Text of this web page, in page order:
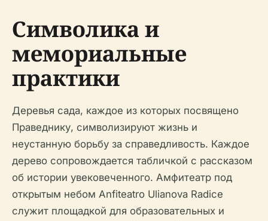
Символика и
мемориальные
практики
Деревья сада, каждое из которых посвящено
Праведнику, символизируют жизнь и
неустанную борьбу за справедливость. Каждое
дерево сопровождается табличкой с рассказом
об истории увековеченного. Амфитеатр под
открытым небом Anfiteatro Ulianova Radice
служит площадкой для образовательных и